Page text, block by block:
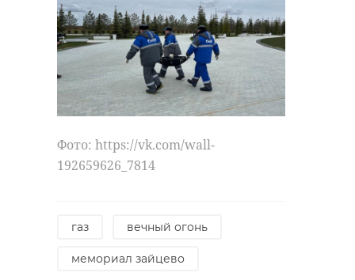
Фото: https://vk.com/wall-
192659626_7814
газ вечный огонь
мемориал зайцево